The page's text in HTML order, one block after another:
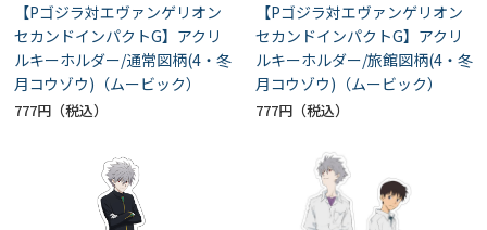
【Pゴジラ対エヴァンゲリオン
セカンドインパクトG】アクリ
ルキーホルダー/通常図柄(4・冬
月コウゾウ)（ムービック）
777円
【Pゴジラ対エヴァンゲリオン
セカンドインパクトG】アクリ
ルキーホルダー/旅館図柄(4・冬
月コウゾウ)（ムービック）
777円